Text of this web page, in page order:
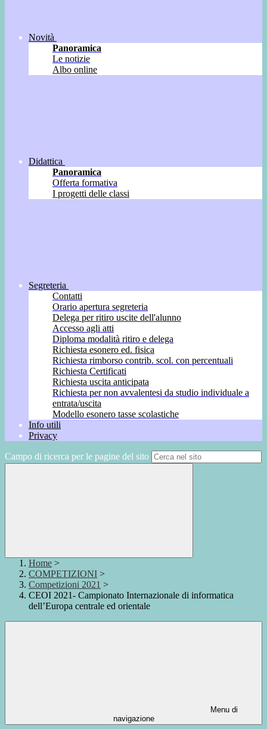
Novità
Panoramica
Le notizie
Albo online
Didattica
Panoramica
Offerta formativa
I progetti delle classi
Segreteria
Contatti
Orario apertura segreteria
Delega per ritiro uscite dell'alunno
Accesso agli atti
Diploma modalità ritiro e delega
Richiesta esonero ed. fisica
Richiesta rimborso contrib. scol. con percentuali
Richiesta Certificati
Richiesta uscita anticipata
Richiesta per non avvalentesi da studio individuale a
entrata/uscita
Modello esonero tasse scolastiche
Info utili
Privacy
Campo di ricerca per le pagine del sito
Home >
COMPETIZIONI >
Competizioni 2021 >
CEOI 2021- Campionato Internazionale di informatica
dell’Europa centrale ed orientale
Menu di
navigazione